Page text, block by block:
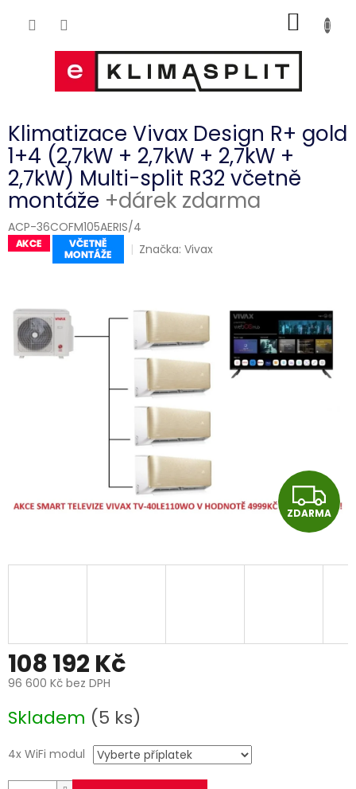
KOŠÍK
Klimatizace Vivax Design R+ gold
1+4 (2,7kW + 2,7kW + 2,7kW +
2,7kW) Multi-split R32 včetně
montáže +dárek zdarma
ACP-36COFM105AERIS/4
Značka:Vivax
Z
D
A
ZDARMA
108 192 Kč
96 600 Kč bez DPH
cena:
Skladem (5 ks)
4x WiFi modul